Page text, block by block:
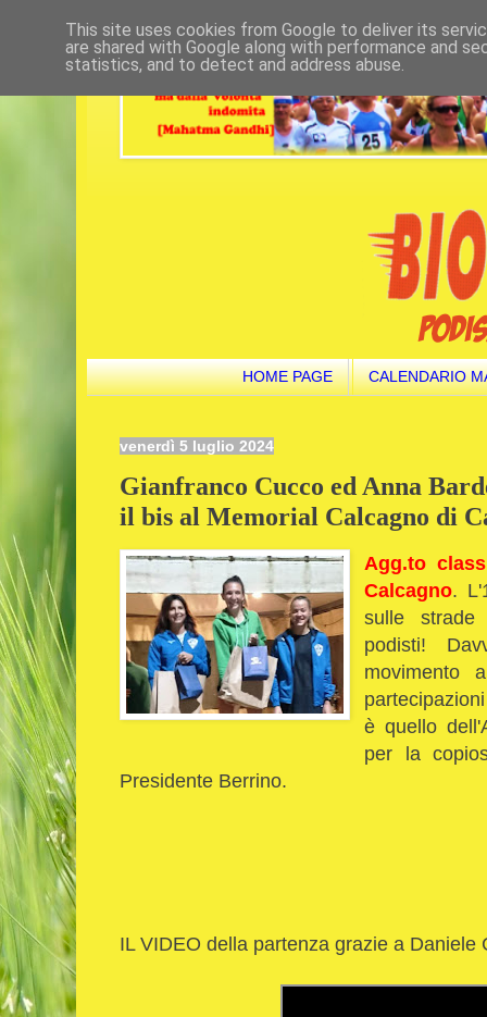
HOME PAGE CALENDARIO
venerdì 5 luglio 2024
Gianfranco Cucco ed Anna
il bis al Memorial Calcagno di
Agg.to
Calcagno.
sulle
podisti!
movimento
è quello
per la
Presidente Berrino.
IL VIDEO della partenza grazie a Daniele
This site uses cookies from Google to deliver its
are shared with Google along with performance and
statistics, and to detect and address abuse.